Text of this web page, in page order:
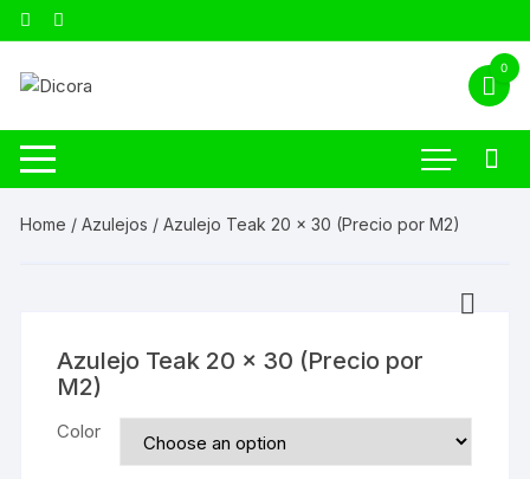
0
Home /Azulejos / Azulejo Teak 20 x 30 (Precio por M2)
Azulejo Teak 20 x 30 (Precio por
M2)
Color